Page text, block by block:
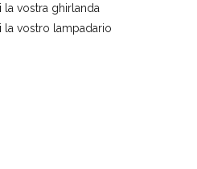
la vostra ghirlanda
la vostro lampadario